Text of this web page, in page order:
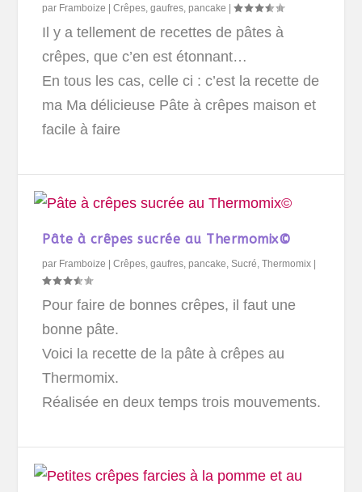
par Framboize |Crêpes, gaufres, pancake |
Il y a tellement de recettes de pâtes à
crêpes, que c’en est étonnant…
En tous les cas, celle ci : c’est la recette de
ma Ma délicieuse Pâte à crêpes maison et
facile à faire
Pâte à crêpes sucrée au Thermomix©
par Framboize |Crêpes, gaufres, pancake,Sucré,Thermomix |
Pour faire de bonnes crêpes, il faut une
bonne pâte.
Voici la recette de la pâte à crêpes au
Thermomix.
Réalisée en deux temps trois mouvements.